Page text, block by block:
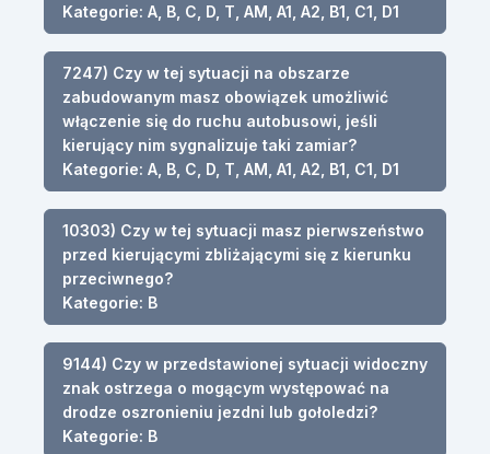
Kategorie: A, B, C, D, T, AM, A1, A2, B1, C1, D1
7247) Czy w tej sytuacji na obszarze
zabudowanym masz obowiązek umożliwić
włączenie się do ruchu autobusowi, jeśli
kierujący nim sygnalizuje taki zamiar?
Kategorie: A, B, C, D, T, AM, A1, A2, B1, C1, D1
10303) Czy w tej sytuacji masz pierwszeństwo
przed kierującymi zbliżającymi się z kierunku
przeciwnego?
Kategorie: B
9144) Czy w przedstawionej sytuacji widoczny
znak ostrzega o mogącym występować na
drodze oszronieniu jezdni lub gołoledzi?
Kategorie: B